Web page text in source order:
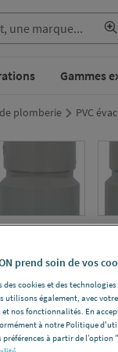
Gammes
plomberie PVC
prend soin de vos
des cookies et des
utilisons également, avec
nos fonctionnalités. En
à notre Politique
à partir de l’option